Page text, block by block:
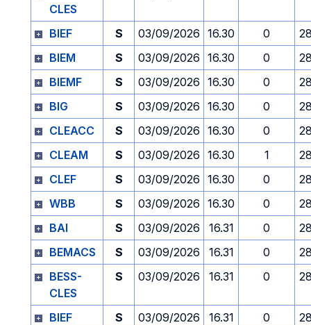
CLES
BIEF S 03/09/2026 16.30 0
BIEM
S 03/09/2026 16.30 0
BIEMF
S 03/09/2026 16.30 0
BIG
S 03/09/2026 16.30 0
CLEACC
S 03/09/2026 16.30 0
CLEAM
S 03/09/2026 16.30 1
CLEF
S 03/09/2026 16.30 0
WBB
S 03/09/2026 16.30 0
BAI
S 03/09/2026 16.31 0
BEMACS
S 03/09/2026 16.31 0
BESS-
CLES
S 03/09/2026 16.31 0
BIEF S 03/09/2026 16.31 0